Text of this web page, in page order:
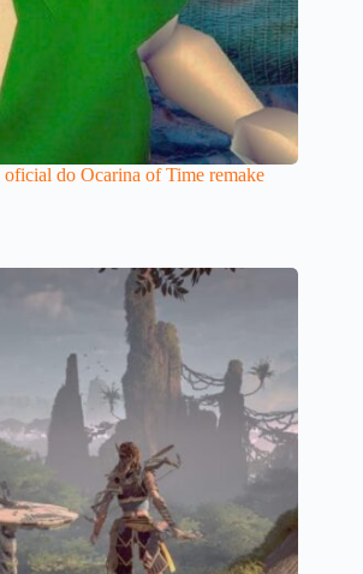
do Ocarina of Time remake